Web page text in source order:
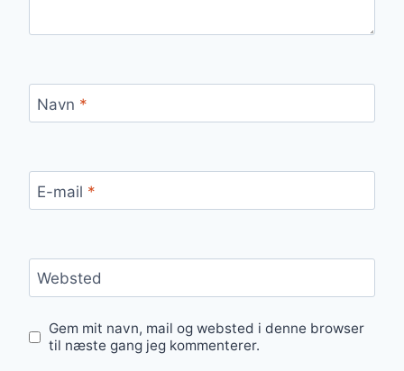
Navn *
E-mail *
Websted
Gem mit navn, mail og websted i denne browser
til næste gang jeg kommenterer.